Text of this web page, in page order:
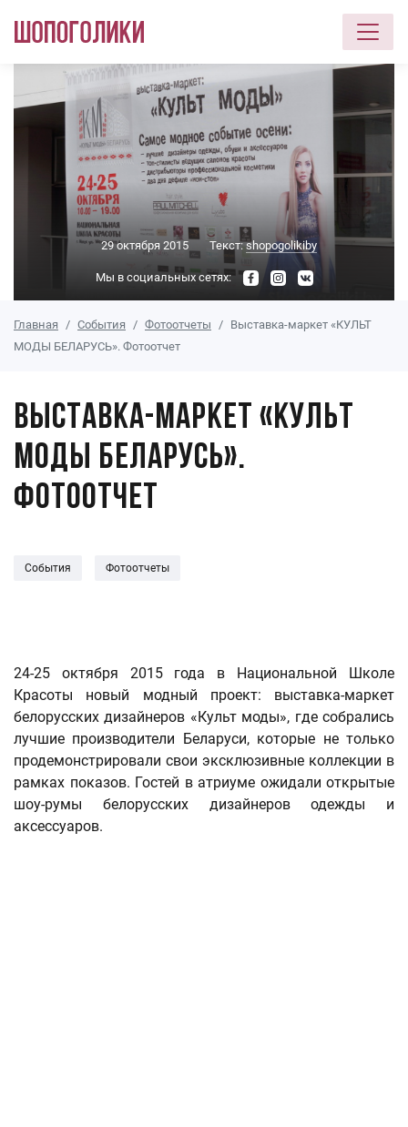
Перейти к основному содержанию
29 октября 2015 Текст:shopogolikiby
Мы в социальных сетях:
Главная События Фотоотчеты
Выставка-маркет «КУЛЬТ
МОДЫ БЕЛАРУСЬ». Фотоотчет
Выставка-маркет «КУЛЬТ
МОДЫ БЕЛАРУСЬ».
Фотоотчет
События Фотоотчеты
24-25 октября 2015 года в Национальной Школе
Красоты новый модный проект: выставка-маркет
белорусских дизайнеров «Культ моды», где собрались
лучшие производители Беларуси, которые не только
продемонстрировали свои эксклюзивные коллекции в
рамках показов. Гостей в атриуме ожидали открытые
шоу-румы белорусских дизайнеров одежды и
аксессуаров.